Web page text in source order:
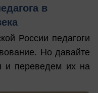
в
России педагоги
Но давайте
и переведем их на